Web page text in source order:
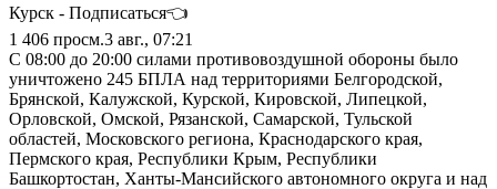
Курск - Подписаться👈
1 406 просм.3 авг., 07:21
С 08:00 до 20:00 силами противовоздушной обороны было
уничтожено 245 БПЛА над территориями Белгородской,
Брянской, Калужской, Курской, Кировской, Липецкой,
Орловской, Омской, Рязанской, Самарской, Тульской
областей, Московского региона, Краснодарского края,
Пермского края, Республики Крым, Республики
Башкортостан, Ханты-Мансийского автономного округа и над